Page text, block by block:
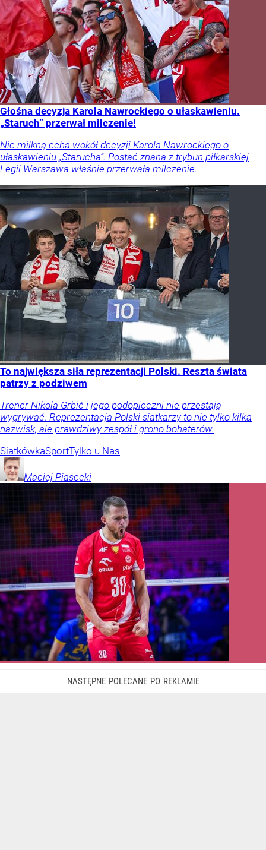
Głośna decyzja Karola Nawrockiego o ułaskawieniu.
„Staruch” przerwał milczenie!
Nie milkną echa wokół decyzji Karola Nawrockiego o
ułaskawieniu „Starucha”. Postać znana z trybun piłkarskiej
Legii Warszawa właśnie przerwała milczenie.
To największa siła reprezentacji Polski. Reszta świata
patrzy z podziwem
Trener Nikola Grbić i jego podopieczni nie przestają
wygrywać. Reprezentacja Polski siatkarzy to nie tylko kilka
nazwisk, ale prawdziwy zespół i grono bohaterów.
SiatkówkaSportTylko u Nas
Maciej Piasecki